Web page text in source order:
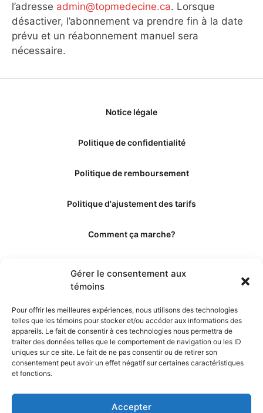
Gérer le consentement aux
témoins
Pour offrir les meilleures expériences, nous utilisons des technologies
telles que les témoins pour stocker et/ou accéder aux informations des
appareils. Le fait de consentir à ces technologies nous permettra de
traiter des données telles que le comportement de navigation ou les ID
uniques sur ce site. Le fait de ne pas consentir ou de retirer son
consentement peut avoir un effet négatif sur certaines caractéristiques
et fonctions.
Accepter
l’adresse admin@topmedecine.ca. Lorsque
désactiver, l’abonnement va prendre fin à la date
prévu et un réabonnement manuel sera
nécessaire.
Notice légale
Politique de confidentialité
Politique de remboursement
Politique d'ajustement des tarifs
Comment ça marche?
Les éditeurs
Les experts et collaborateurs